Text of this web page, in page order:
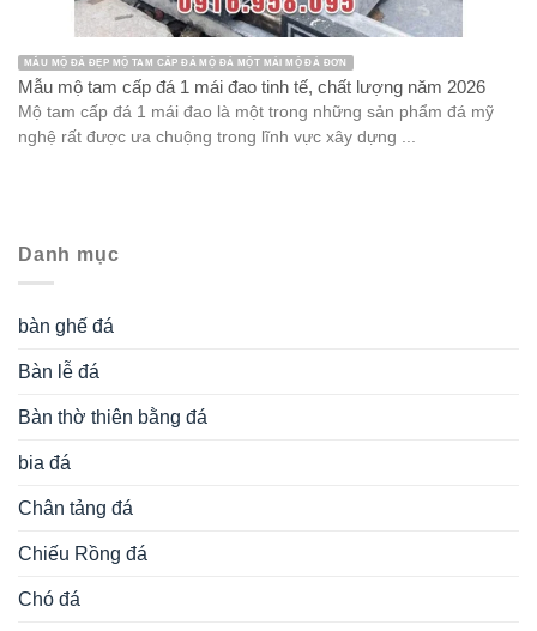
Mộ đá xanh rêu
mộ đá đơn
Mộ đạo bằng đá
Nghê đá
Rồng đá
Rùa đội bia đá
Sân vườn tiểu cảnh
tâm linh
Voi đá
đèn đá
Đồ thờ